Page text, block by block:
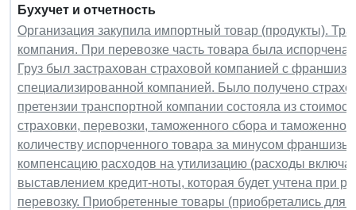
Бухучет и отчетность
Организация закупила импортный товар (продукты).
компания. При перевозке часть товара была
Груз был застрахован страховой компанией с
специализированной компанией. Было получено
претензии транспортной компании состояла из
страховки, перевозки, таможенного сбора и
количеству испорченного товара за минусом
компенсацию расходов на утилизацию (расходы
выставлением кредит-ноты, которая будет учтена при
перевозку. Приобретенные товары (приобретались для